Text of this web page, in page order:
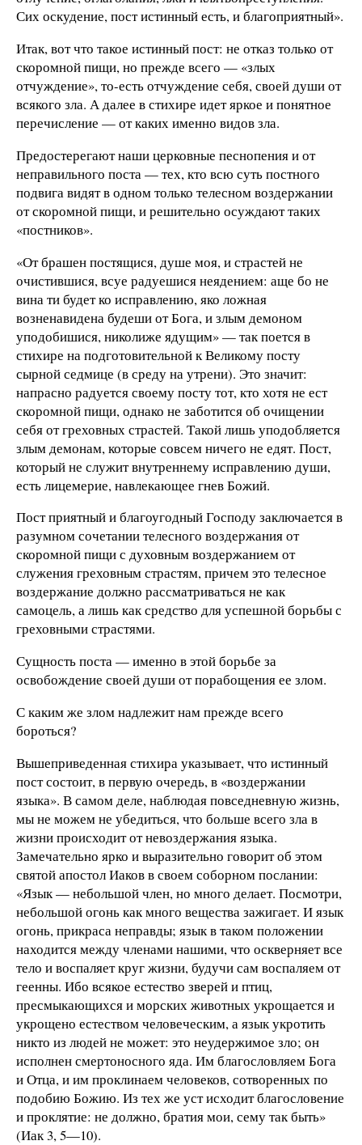
Сих оскудение, пост истинный есть, и благоприятный».
Итак, вот что такое истинный пост: не отказ только от
скоромной пищи, но прежде всего — «злых
отчуждение», то-есть отчуждение себя, своей души от
всякого зла. А далее в стихире идет яркое и понятное
перечисление — от каких именно видов зла.
Предостерегают наши церковные песнопения и от
неправильного поста — тех, кто всю суть постного
подвига видят в одном только телесном воздержании
от скоромной пищи, и решительно осуждают таких
«постников».
«От брашен постящися, душе моя, и страстей не
очистившися, всуе радуешися неядением: аще бо не
вина ти будет ко исправлению, яко ложная
возненавидена будеши от Бога, и злым демоном
уподобишися, николиже ядущим» — так поется в
стихире на подготовительной к Великому посту
сырной седмице (в среду на утрени). Это значит:
напрасно радуется своему посту тот, кто хотя не ест
скоромной пищи, однако не заботится об очищении
себя от греховных страстей. Такой лишь уподобляется
злым демонам, которые совсем ничего не едят. Пост,
который не служит внутреннему исправлению души,
есть лицемерие, навлекающее гнев Божий.
Пост приятный и благоугодный Господу заключается в
разумном сочетании телесного воздержания от
скоромной пищи с духовным воздержанием от
служения греховным страстям, причем это телесное
воздержание должно рассматриваться не как
самоцель, а лишь как средство для успешной борьбы с
греховными страстями.
Сущность поста — именно в этой борьбе за
освобождение своей души от порабощения ее злом.
С каким же злом надлежит нам прежде всего
бороться?
Вышеприведенная стихира указывает, что истинный
пост состоит, в первую очередь, в «воздержании
языка». В самом деле, наблюдая повседневную жизнь,
мы не можем не убедиться, что больше всего зла в
жизни происходит от невоздержания языка.
Замечательно ярко и выразительно говорит об этом
святой апостол Иаков в своем соборном послании:
«Язык — небольшой член, но много делает. Посмотри,
небольшой огонь как много вещества зажигает. И язык
огонь, прикраса неправды; язык в таком положении
находится между членами нашими, что оскверняет все
тело и воспаляет круг жизни, будучи сам воспаляем от
геенны. Ибо всякое естество зверей и птиц,
пресмыкающихся и морских животных укрощается и
укрощено естеством человеческим, а язык укротить
никто из людей не может: это неудержимое зло; он
исполнен смертоносного яда. Им благословляем Бога
и Отца, и им проклинаем человеков, сотворенных по
подобию Божию. Из тех же уст исходит благословение
и проклятие: не должно, братия мои, сему так быть»
(Иак 3, 5—10).